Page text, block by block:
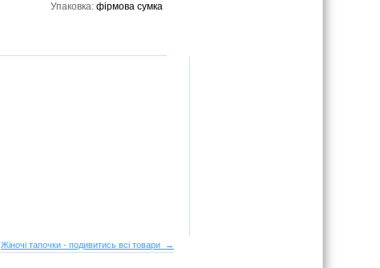
Упаковка: фірмова сумка
Жіночі тапочки - подивитись всі товари →